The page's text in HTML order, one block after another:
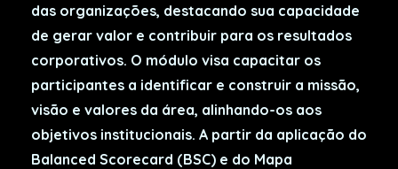
das organizações, destacando sua capacidade
de gerar valor e contribuir para os resultados
corporativos. O módulo visa capacitar os
participantes a identificar e construir a missão,
visão e valores da área, alinhando-os aos
objetivos institucionais. A partir da aplicação do
Balanced Scorecard (BSC) e do Mapa